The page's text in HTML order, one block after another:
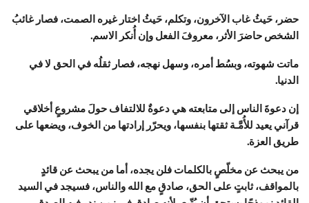
حضر، حَيثُ غاب الآخرون، وتكلم، حَيثُ اختار غيره الصمت، فصار غائبُ
الشخص حاضرَ الأثر، معروفَ الفعل وإن أُنكر الاسم.
ماتت شهوته، وبسُط أمره، وسهل نهجه، فصار ثقلُه في الحق لا في
الدنيا.
إن دعوةَ الناس إلى متابعته هي دعوةٌ للالتفاف حولَ مشروعٍ أخلاقي
قرآني يعيد للأُمَّـة ثقتها بنفسها، ويحرّر إرادتها من الخوف، ويضعها على
طريق العزة.
من يبحث عن مخلّصٍ بالكلمات فلن يجده، أما من يبحث عن قائدٍ
بالمواقف، ثابتٍ على الحق، صادقٍ مع الله والناس، فسيجد في السيد